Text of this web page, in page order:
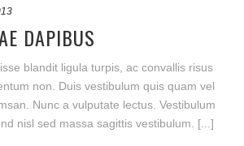
DAPIBUS
blandit ligula turpis, ac convallis risus
non. Duis vestibulum quis quam vel
Nunc a vulputate lectus. Vestibulum
nisl sed massa sagittis vestibulum. [...]